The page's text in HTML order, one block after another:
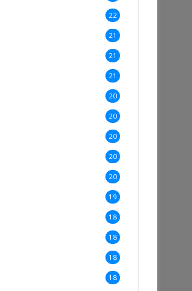
22
21
21
21
20
20
20
20
20
19
18
18
18
18